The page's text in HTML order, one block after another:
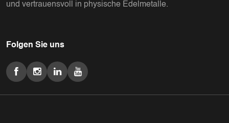
und vertrauensvoll in physische Edelmetalle.
Folgen Sie uns